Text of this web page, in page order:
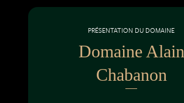
PRÉSENTATION DU DOMAINE
Domaine Alain
Chabanon